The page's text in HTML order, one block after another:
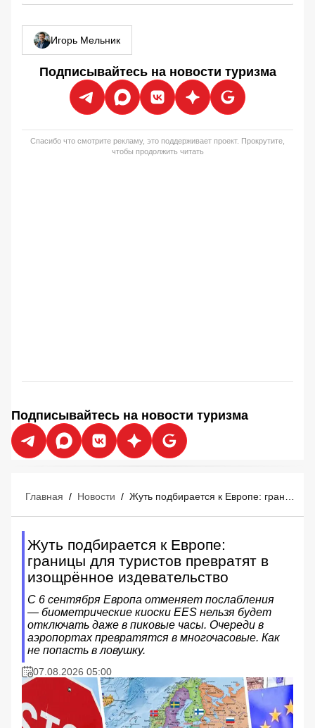
Игорь Мельник
Подписывайтесь на новости туризма
Спасибо что смотрите рекламу, это поддерживает проект. Прокрутите,
чтобы продолжить читать
Подписывайтесь на новости туризма
Главная / Новости /
Жуть подбирается к Европе:
границы для туристов превратят в
изощрённое издевательство
С 6 сентября Европа отменяет послабления
— биометрические киоски EES нельзя будет
отключать даже в пиковые часы. Очереди в
аэропортах превратятся в многочасовые. Как
не попасть в ловушку.
07.08.2026 05:00